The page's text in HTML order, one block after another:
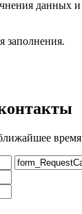
данных и
заполнения.
время